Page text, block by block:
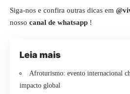
Siga-nos e confira outras dicas em
nosso canal de whatsapp !
Leia mais
Afroturismo: evento internacional
impacto global